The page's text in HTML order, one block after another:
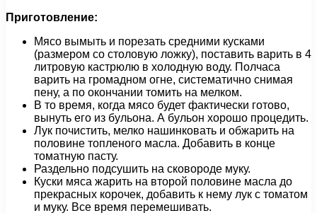
Приготовление:
Мясо вымыть и порезать средними кусками
(размером со столовую ложку), поставить варить в 4
литровую кастрюлю в холодную воду. Полчаса
варить на громадном огне, систематично снимая
пену, а по окончании томить на мелком.
В то время, когда мясо будет фактически готово,
вынуть его из бульона. А бульон хорошо процедить.
Лук почистить, мелко нашинковать и обжарить на
половине топленого масла. Добавить в конце
томатную пасту.
Раздельно подсушить на сковороде муку.
Куски мяса жарить на второй половине масла до
прекрасных корочек, добавить к нему лук с томатом
и муку. Все время перемешивать.